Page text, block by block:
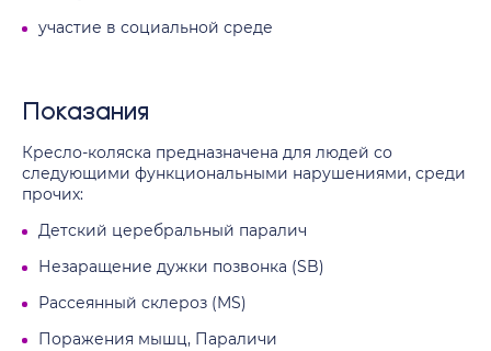
участие в социальной среде
Показания
Кресло-коляска предназначена для людей со
следующими функциональными нарушениями, среди
прочих:
Детский церебральный паралич
Незаращение дужки позвонка (SB)
Рассеянный склероз (MS)
Поражения мышц, Параличи